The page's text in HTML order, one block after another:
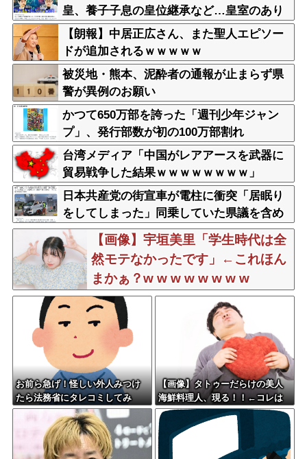
皇、養子子息の皇位継承など…皇室のあり
方に関する意識調査で見えた意外な結果と
は
【朗報】中居正広さん、また聖人エピソー
ドが追加されるｗｗｗｗｗ
被災地・熊本、泥酔者の通報が止まらず県
警が異例のお願い
かつて650万部を誇った「週刊少年ジャン
プ」、発行部数が初の100万部割れ
台湾メディア「中国がレアアースを武器に
貿易戦争した結果ｗｗｗｗｗｗｗｗ」
日本共産党の街宣車が電柱に衝突「居眠り
をしてしまった」同乗していた県議を含め
男女3人重傷
【画像】宇垣美里「学生時代は全
然モテなかったです」←これほん
まかぁ？w w w w w w w w
お前ら急げ！怪しい外人みつけ
たら法務省にタレコミしてみ
ろ！意外と仕事するぞ？
【画像】タトゥーだらけの美人
海鮮料理人、現る！！←コレは
セクシー過ぎてワイらにブッ刺
さりまくりw w w w w w w w w